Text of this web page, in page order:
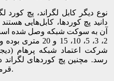
نوع دیگر کابل لگراند، پچ
دانید پچ کوردها، کابل‌هایی
2، 3، 5، 10، 15 و
شرکت اعتماد شبکه پرهام
رسد. مچنین پچ کوردهای
قرمز و زرد تولید و عرضه می شوند.